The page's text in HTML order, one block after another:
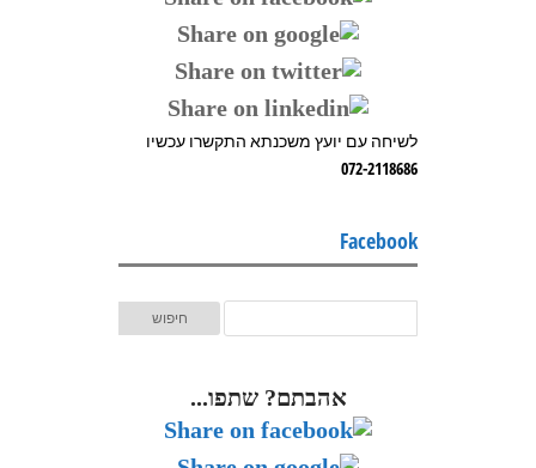
לשיחה עם יועץ משכנתא התקשרו עכשיו
072-2118686
Facebook
אהבתם? שתפו...